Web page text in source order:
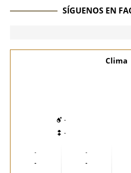
SÍGUENOS EN
Clima
-
-
-
-
-
-